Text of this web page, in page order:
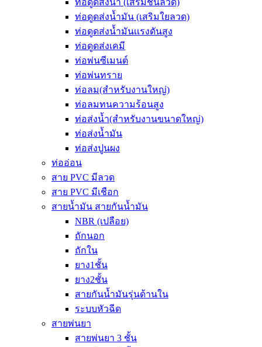
ท่อดูดส่งน้ำ (เสริมชั้นลวด)
ท่อดูดส่งน้ำมัน (เสริมใยลวด)
ท่อดูดส่งน้ำมันเเรงดันสูง
ท่อดูดส่งเคมี
ท่อพ่นซีเมนต์
ท่อพ่นทราย
ท่อลม(สำหรับงานใหญ่)
ท่อลมทนความร้อนสูง
ท่อส่งน้ำ(สำหรับงานขนาดใหญ่)
ท่อส่งน้ำมัน
ท่อส่งปูนผง
ท่ออ่อน
สาย PVC มีลวด
สาย PVC มีเชือก
สายน้ำมัน สายกันน้ำมัน
NBR (เปลือย)
ถักนอก
ถักใน
ยาง1ชั้น
ยาง2ชั้น
สายกันน้ำมันรุ่นด้านใน
ระบบหัวฉีด
สายพ่นยา
สายพ่นยา 3 ชั้น